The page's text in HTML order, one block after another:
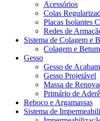
Acessórios
Colas
Placas Isolantes
Redes de
Sistema de Colagem e
Colagem e
Gesso
Gesso de
Gesso Projetável
Massa de
Primário de
Reboco e Argamassas
Sistema de